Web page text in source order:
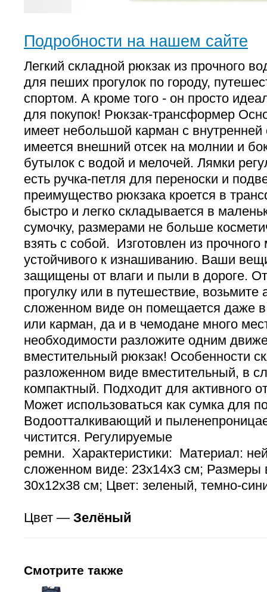
Подробности на нашем сайте
Легкий складной рюкзак из прочного
для пеших прогулок по городу,
спортом. А кроме того - он просто
для покупок! Рюкзак-трансформер
имеет небольшой карман с
имеется внешний отсек на молнии и
бутылок с водой и мелочей. Лямки
есть ручка-петля для переноски и
преимущество рюкзака кроется в
быстро и легко складывается в
сумочку, размерами не больше
взять с собой. Изготовлен из
устойчивого к изнашиванию. Ваши
защищены от влаги и пыли в дороге.
прогулку или в путешествие, возьмите
сложенном виде он помещается даже
или карман, да и в чемодане много
необходимости разложите одним
вместительный рюкзак! Особенности
разложенном виде вместительный, в
компактный. Подходит для активного
Может использоваться как сумка для
Водоотталкивающий и
чистится. Регулируемые
ремни. Характеристики: Материал:
сложенном виде: 23х14х3 см; Размеры
30х12х38 см; Цвет: зеленый, темно-
Цвет — Зелёный
Смотрите также